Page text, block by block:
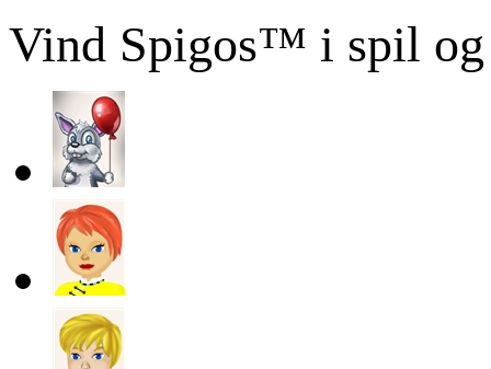
Vind Spigos™ i spil og